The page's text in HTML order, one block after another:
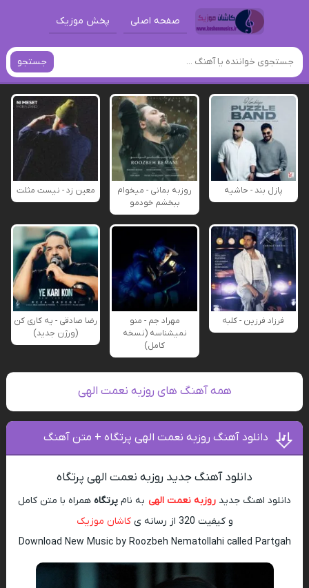
صفحه اصلی پخش موزیک
جستجو
پازل بند - حاشیه
روزبه بمانی - میخوام
ببخشم خودمو
معین زد - نیست مثلت
فرزاد فرزین - کلبه
مهراد جم - منو
نمیشناسه (نسخه
کامل)
رضا صادقی - یه کاری کن
(ورژن جدید)
همه آهنگ های روزبه نعمت الهی
دانلود آهنگ روزبه نعمت الهی پرتگاه + متن آهنگ
دانلود آهنگ جدید روزبه نعمت الهی پرتگاه
دانلود اهنگ جدید روزبه نعمت الهی به نام پرتگاه همراه با متن کامل
و کیفیت 320 از رسانه ی
کاشان موزیک
Download New Music by Roozbeh Nematollahi called Partgah